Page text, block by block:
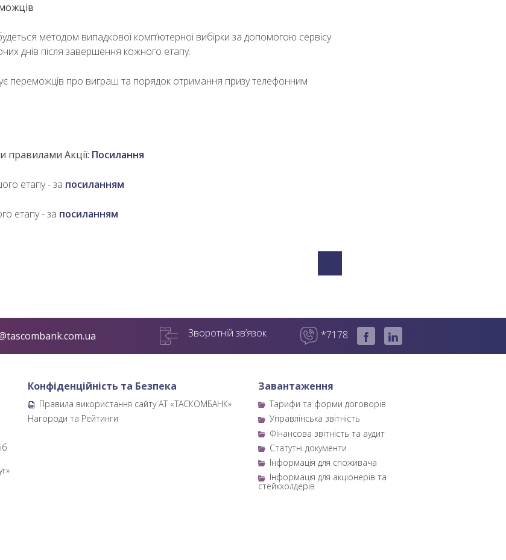
методом випадкової комп’ютерної вибірки за допомогою сервісу
днів після завершення кожного етапу.
переможців про виграш та порядок отримання призу телефонним
правилами Акції: Посилання
етапу - за посиланням
етапу - за посиланням
Зворотній зв’язок *7178
Конфіденційність та Безпека
Правила використання сайту АТ «ТАСКОМБАНК»
Нагороди та Рейтинги
Завантаження
Тарифи та форми договорів
Управлінська звітність
Фінансова звітність та аудит
Статутні документи
Інформація для споживача
Інформація для акціонерів та
стейкхолдерів